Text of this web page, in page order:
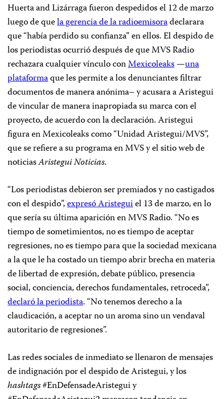
Huerta and Lizárraga fueron despedidos el 12 de marzo
luego de quela gerencia de la radioemisoradeclarara
que “había perdido su confianza” en ellos. El despido de
los periodistas ocurrió después de que MVS Radio
rechazara cualquier vínculo conMexicoleaks—una
plataformaque les permite a los denunciantes filtrar
documentos de manera anónima– y acusara a Aristegui
de vincular de manera inapropiada su marca con el
proyecto, de acuerdo con la declaración. Aristegui
figura enMexicoleaks como “Unidad Aristegui/MVS”,
quese refiere a su programa en MVS y el sitio web de
noticiasAristegui Noticias.
“Los periodistas debieron ser premiados y no castigados
con el despido”,expresó Aristeguiel 13 de marzo, en lo
que sería su última aparición en MVS Radio. “No es
tiempo de sometimientos, no es tiempo de aceptar
regresiones, no es tiempo para que la sociedad mexicana
a la que le ha costado un tiempo abrir brecha en materia
de libertad de expresión, debate público, presencia
social, conciencia, derechos fundamentales, retroceda”,
declaró la periodista. “No tenemos derecho a la
claudicación, a aceptar no un aroma sino un vendaval
autoritario de regresiones”.
Las redes sociales de inmediato se llenaron de mensajes
de indignación por el despido de Aristegui, y los
hashtags#EnDefensadeAristegui y